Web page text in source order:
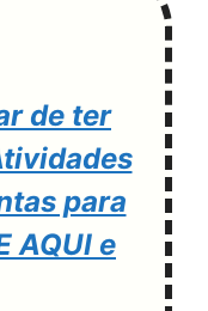
de ter
para
AQUI e